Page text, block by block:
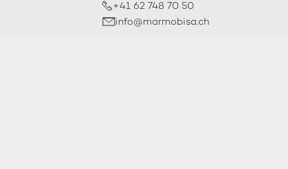
+41 62 748 70 50
info@marmobisa.ch